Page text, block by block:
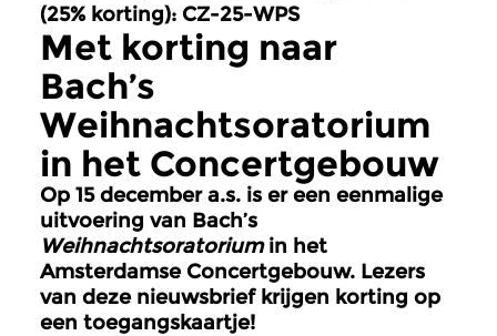
(25% korting): CZ-25-WPS
Met korting naar
Bach’s
Weihnachtsoratorium
in het Concertgebouw
Op 15 december a.s. is er een eenmalige
uitvoering van Bach’s
Weihnachtsoratoriumin het
Amsterdamse Concertgebouw. Lezers
van deze nieuwsbrief krijgen korting op
een toegangskaartje!